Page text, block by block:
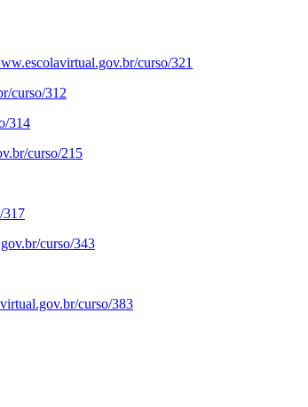
curso/321
curso/312
314
curso/215
317
curso/343
curso/383